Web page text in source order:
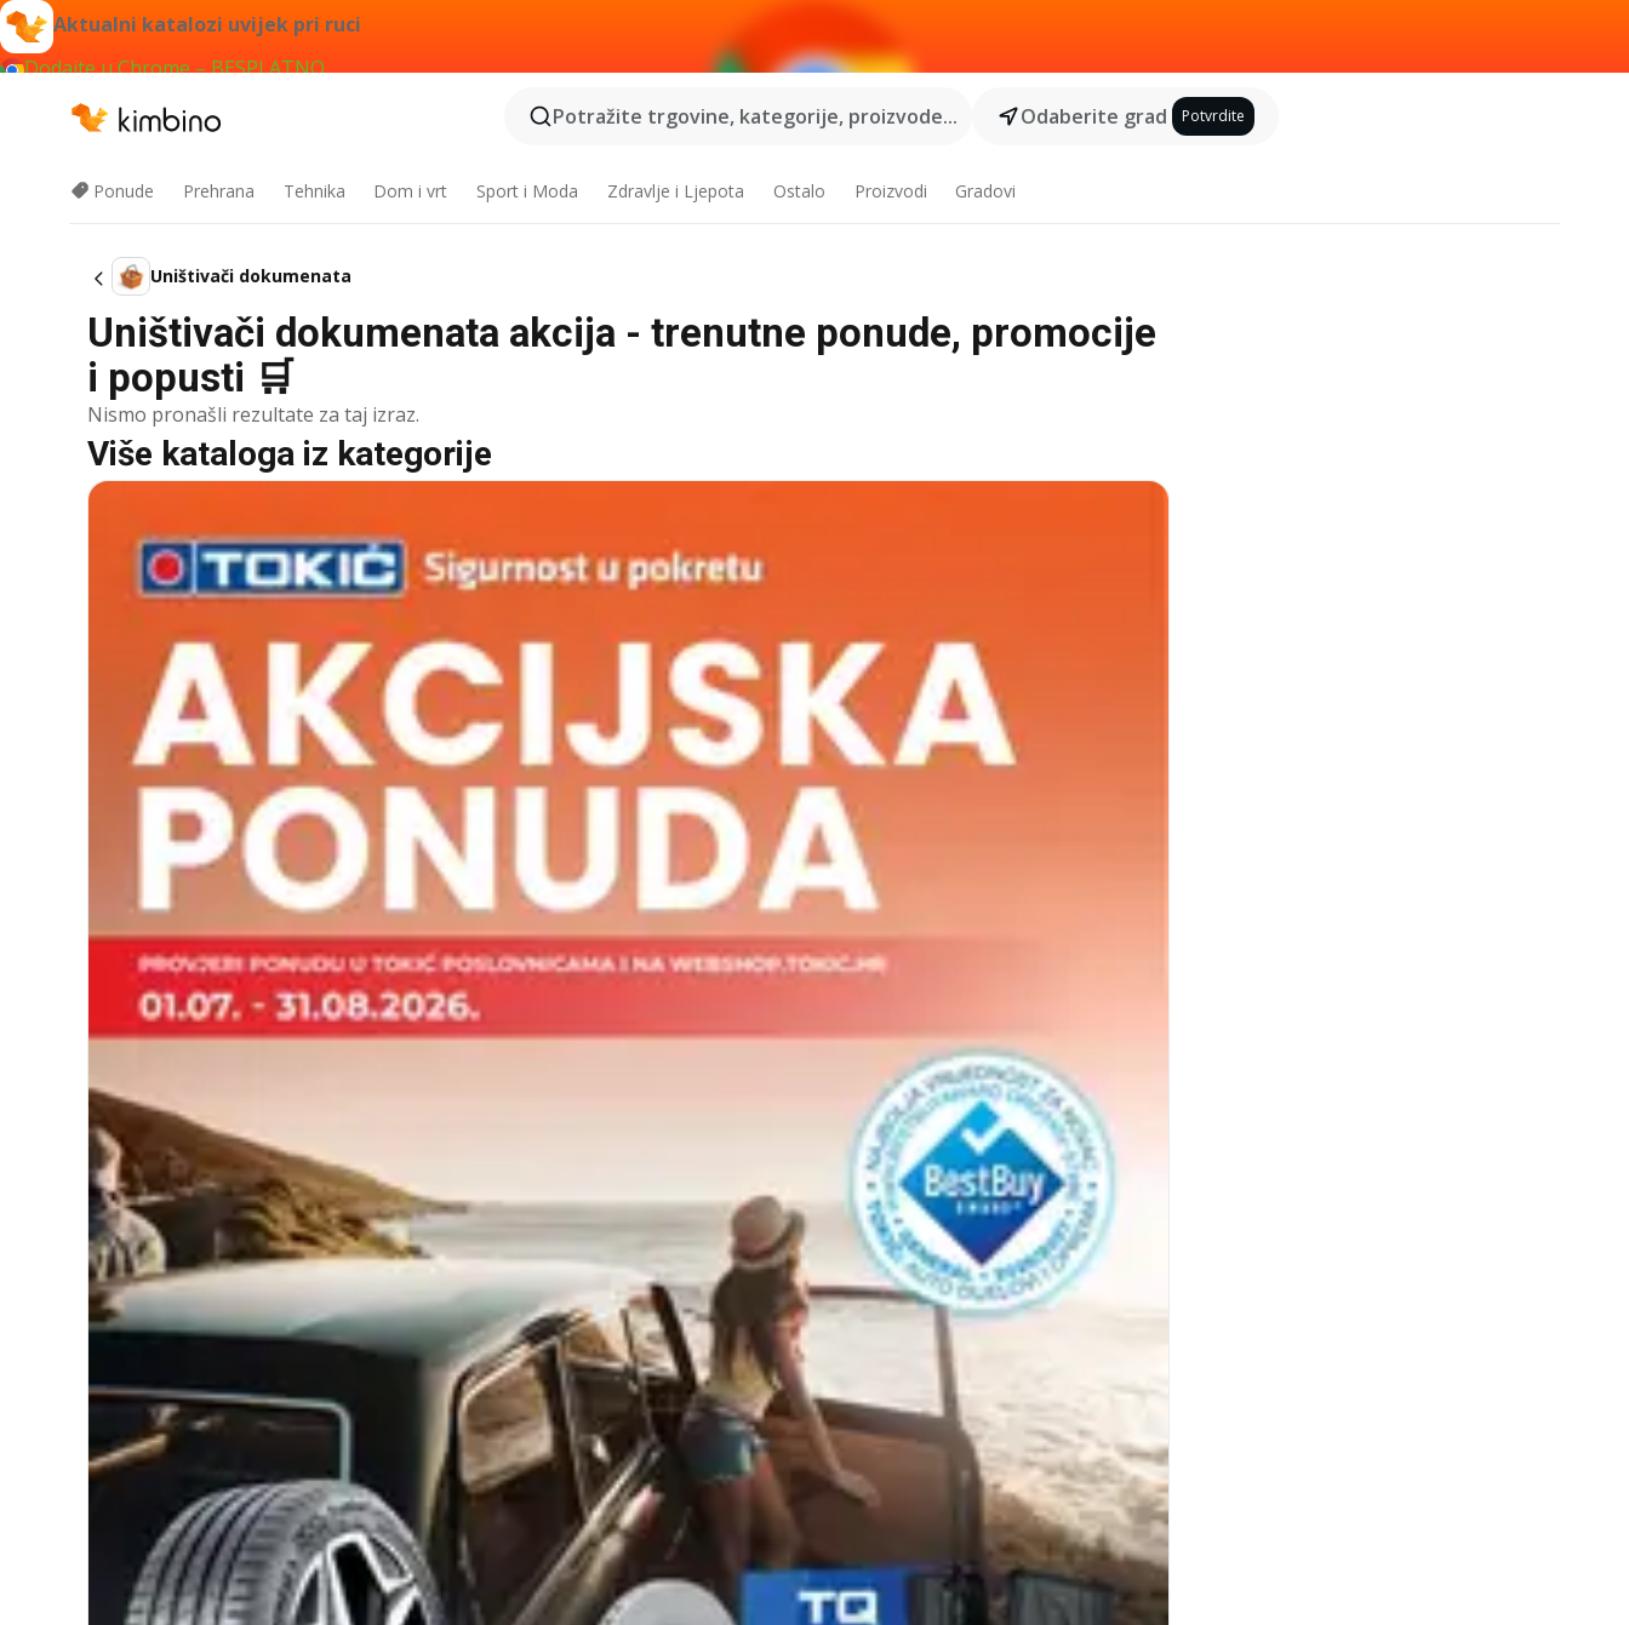
Aktualni katalozi uvijek pri ruci
Dodajte u Chrome – BESPLATNO
Potražite trgovine, kategorije, proizvode...
Odaberite grad Potvrdite
Ponude Prehrana Tehnika Dom i vrt Sport i Moda Zdravlje i Ljepota Ostalo Proizvodi Gradovi
Uništivači dokumenata
Uništivači dokumenata akcija - trenutne ponude, promocije
i popusti 🛒
Nismo pronašli rezultate za taj izraz.
Više kataloga iz kategorije